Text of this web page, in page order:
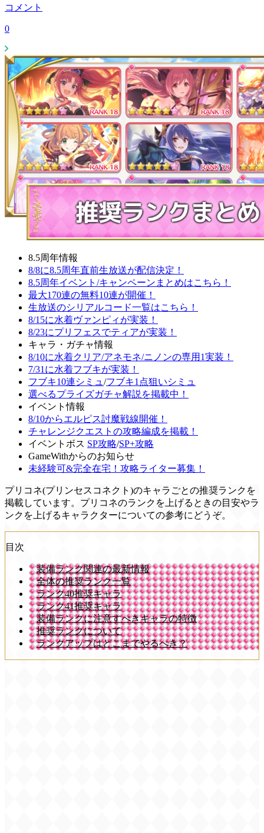
コメント
0
8.5周年情報
8/8に8.5周年直前生放送が配信決定！
8.5周年イベント/キャンペーンまとめはこちら！
最大170連の無料10連が開催！
生放送のシリアルコード一覧はこちら！
8/15に水着ヴァンピィが実装！
8/23にプリフェスでティアが実装！
キャラ・ガチャ情報
8/10に水着クリア/アネモネ/ニノンの専用1実装！
7/31に水着フブキが実装！
フブキ10連シミュ /フブキ1点狙いシミュ
選べるプライズガチャ解説を掲載中！
イベント情報
8/10からエルピス討魔戦線開催！
チャレンジクエストの攻略編成を掲載！
イベントボス SP攻略/SP+攻略
GameWithからのお知らせ
未経験可&完全在宅！攻略ライター募集！
プリコネ(プリンセスコネクト)のキャラごとの推奨ランクを
掲載しています。プリコネのランクを上げるときの目安やラ
ンクを上げるキャラクターについての参考にどうぞ。
目次
装備ランク関連の最新情報
全体の推奨ランク一覧
ランク40推奨キャラ
ランク41推奨キャラ
装備ランクに注意すべきキャラの特徴
推奨ランクについて
ランクアップはどこまでやるべき？